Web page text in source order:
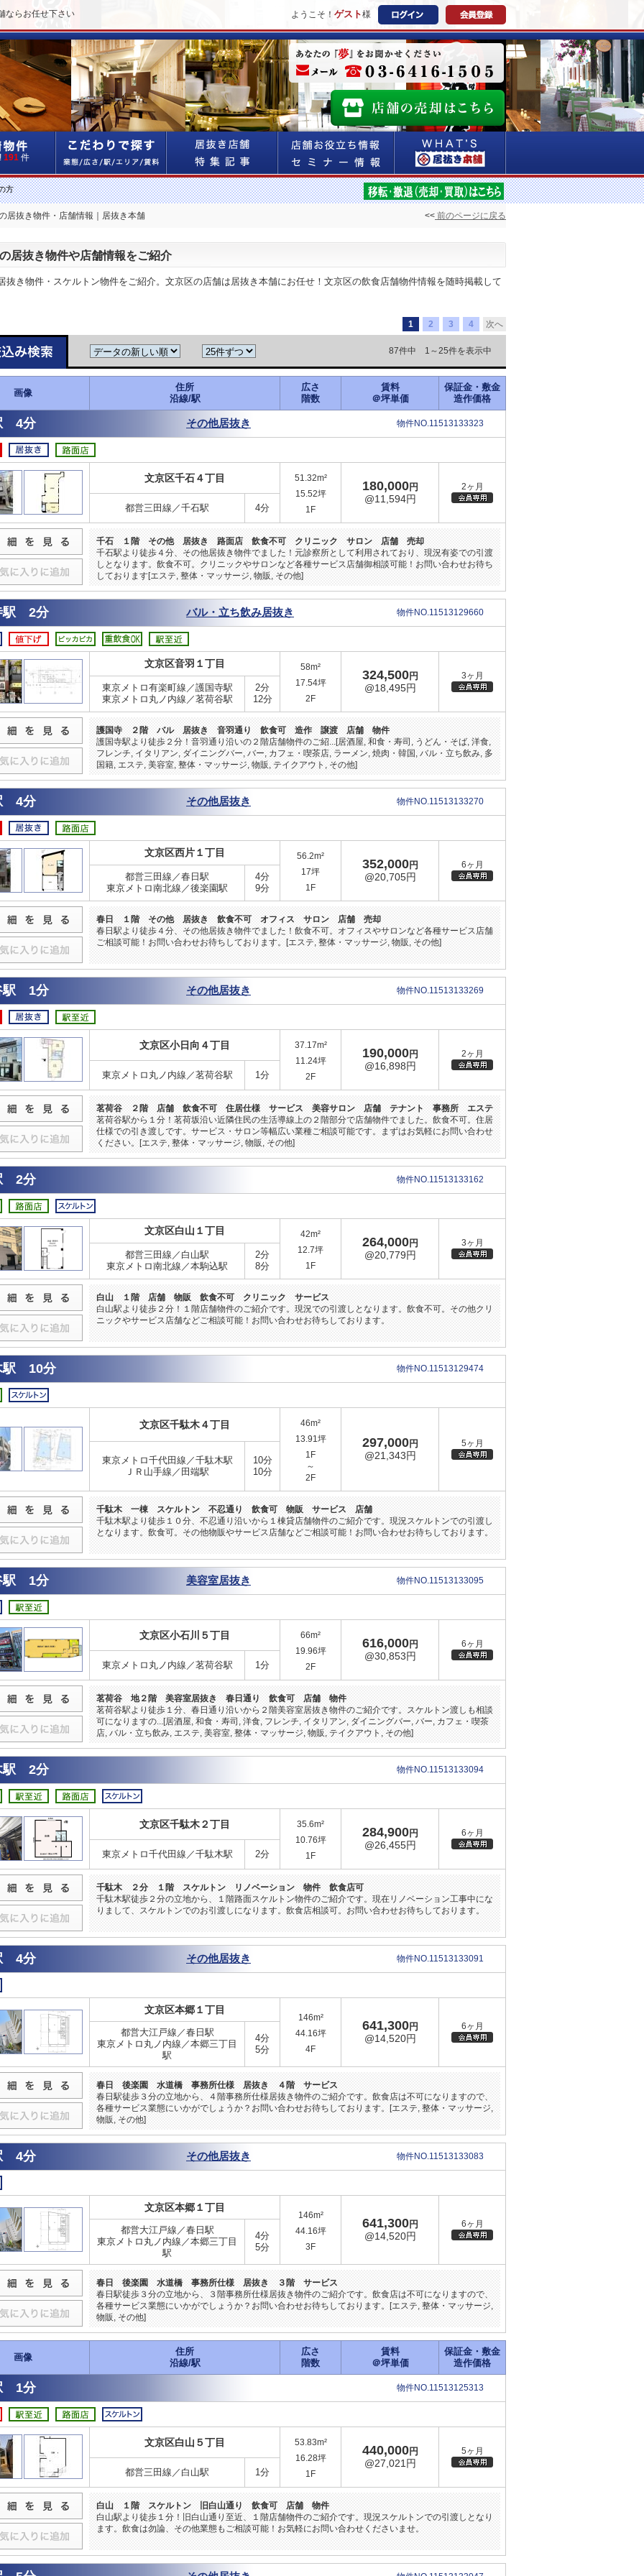
ならお任せ下さい ようこそ！ ゲスト様
191 件
方
居抜き物件・店舗情報｜居抜き本舗 << 前のページに戻る
居抜き物件や店舗情報をご紹介
抜き物件・スケルトン物件をご紹介。文京区の店舗は居抜き本舗にお任せ！文京区の飲食店舗物件情報を随時掲載して
1 2 3 4 次へ
87件中 1～25件を表示中
画像
住所
沿線/駅
広さ
階数
賃料
＠坪単価
保証金・敷金
造作価格
4分 その他居抜き 物件NO.11513133323
文京区千石４丁目
51.32m²
15.52坪
1F
180,000円
@11,594円
2ヶ月
都営三田線／千石駅 4分
千石 １階 その他 居抜き 路面店 飲食不可 クリニック サロン 店舗 売却
千石駅より徒歩４分、その他居抜き物件でました！元診察所として利用されており、現況有姿での引渡
しとなります。飲食不可。クリニックやサロンなど各種サービス店舗御相談可能！お問い合わせお待ち
しております[エステ, 整体・マッサージ, 物販, その他]
駅 2分 バル・立ち飲み居抜き 物件NO.11513129660
文京区音羽１丁目
58m²
17.54坪
2F
324,500円
@18,495円
3ヶ月
東京メトロ有楽町線／護国寺駅
東京メトロ丸ノ内線／茗荷谷駅
2分
12分
護国寺 ２階 バル 居抜き 音羽通り 飲食可 造作 譲渡 店舗 物件
護国寺駅より徒歩２分！音羽通り沿いの２階店舗物件のご紹...[居酒屋, 和食・寿司, うどん・そば, 洋食,
フレンチ, イタリアン, ダイニングバー, バー, カフェ・喫茶店, ラーメン, 焼肉・韓国, バル・立ち飲み, 多
国籍, エステ, 美容室, 整体・マッサージ, 物販, テイクアウト, その他]
4分 その他居抜き 物件NO.11513133270
文京区西片１丁目
56.2m²
17坪
1F
352,000円
@20,705円
6ヶ月
都営三田線／春日駅
東京メトロ南北線／後楽園駅
4分
9分
春日 １階 その他 居抜き 飲食不可 オフィス サロン 店舗 売却
春日駅より徒歩４分、その他居抜き物件でました！飲食不可。オフィスやサロンなど各種サービス店舗
ご相談可能！お問い合わせお待ちしております。[エステ, 整体・マッサージ, 物販, その他]
駅 1分 その他居抜き 物件NO.11513133269
文京区小日向４丁目
37.17m²
11.24坪
2F
190,000円
@16,898円
2ヶ月
東京メトロ丸ノ内線／茗荷谷駅 1分
茗荷谷 ２階 店舗 飲食不可 住居仕様 サービス 美容サロン 店舗 テナント 事務所 エステ
茗荷谷駅から１分！茗荷坂沿い近隣住民の生活導線上の２階部分で店舗物件でました。飲食不可。住居
仕様での引き渡しです。サービス・サロン等幅広い業種ご相談可能です。まずはお気軽にお問い合わせ
ください。[エステ, 整体・マッサージ, 物販, その他]
2分 物件NO.11513133162
文京区白山１丁目
42m²
12.7坪
1F
264,000円
@20,779円
3ヶ月
都営三田線／白山駅
東京メトロ南北線／本駒込駅
2分
8分
白山 １階 店舗 物販 飲食不可 クリニック サービス
白山駅より徒歩２分！１階店舗物件のご紹介です。現況での引渡しとなります。飲食不可。その他クリ
ニックやサービス店舗などご相談可能！お問い合わせお待ちしております。
駅 10分 物件NO.11513129474
文京区千駄木４丁目
46m²
13.91坪
1F
～
2F
297,000円
@21,343円
5ヶ月
東京メトロ千代田線／千駄木駅
ＪＲ山手線／田端駅
10分
10分
千駄木 一棟 スケルトン 不忍通り 飲食可 物販 サービス 店舗
千駄木駅より徒歩１０分、不忍通り沿いから１棟貸店舗物件のご紹介です。現況スケルトンでの引渡し
となります。飲食可。その他物販やサービス店舗などご相談可能！お問い合わせお待ちしております。
駅 1分 美容室居抜き 物件NO.11513133095
文京区小石川５丁目
66m²
19.96坪
2F
616,000円
@30,853円
6ヶ月
東京メトロ丸ノ内線／茗荷谷駅 1分
茗荷谷 地２階 美容室居抜き 春日通り 飲食可 店舗 物件
茗荷谷駅より徒歩１分、春日通り沿いから２階美容室居抜き物件のご紹介です。スケルトン渡しも相談
可になりますの...[居酒屋, 和食・寿司, 洋食, フレンチ, イタリアン, ダイニングバー, バー, カフェ・喫茶
店, バル・立ち飲み, エステ, 美容室, 整体・マッサージ, 物販, テイクアウト, その他]
駅 2分 物件NO.11513133094
文京区千駄木２丁目
35.6m²
10.76坪
1F
284,900円
@26,455円
6ヶ月
東京メトロ千代田線／千駄木駅 2分
千駄木 ２分 １階 スケルトン リノベーション 物件 飲食店可
千駄木駅徒歩２分の立地から、１階路面スケルトン物件のご紹介です。現在リノベーション工事中にな
りまして、スケルトンでのお引渡しになります。飲食店相談可。お問い合わせお待ちしております。
4分 その他居抜き 物件NO.11513133091
文京区本郷１丁目
146m²
44.16坪
4F
641,300円
@14,520円
6ヶ月
都営大江戸線／春日駅
東京メトロ丸ノ内線／本郷三丁目
駅
4分
5分
春日 後楽園 水道橋 事務所仕様 居抜き ４階 サービス
春日駅徒歩３分の立地から、４階事務所仕様居抜き物件のご紹介です。飲食店は不可になりますので、
各種サービス業態にいかがでしょうか？お問い合わせお待ちしております。[エステ, 整体・マッサージ,
物販, その他]
4分 その他居抜き 物件NO.11513133083
文京区本郷１丁目
146m²
44.16坪
3F
641,300円
@14,520円
6ヶ月
都営大江戸線／春日駅
東京メトロ丸ノ内線／本郷三丁目
駅
4分
5分
春日 後楽園 水道橋 事務所仕様 居抜き ３階 サービス
春日駅徒歩３分の立地から、３階事務所仕様居抜き物件のご紹介です。飲食店は不可になりますので、
各種サービス業態にいかがでしょうか？お問い合わせお待ちしております。[エステ, 整体・マッサージ,
物販, その他]
画像
住所
沿線/駅
広さ
階数
賃料
＠坪単価
保証金・敷金
造作価格
1分 物件NO.11513125313
文京区白山５丁目
53.83m²
16.28坪
1F
440,000円
@27,021円
5ヶ月
都営三田線／白山駅 1分
白山 １階 スケルトン 旧白山通り 飲食可 店舗 物件
白山駅より徒歩１分！旧白山通り至近、１階店舗物件のご紹介です。現況スケルトンでの引渡しとなり
ます。飲食は勿論、その他業態もご相談可能！お気軽にお問い合わせくださいませ。